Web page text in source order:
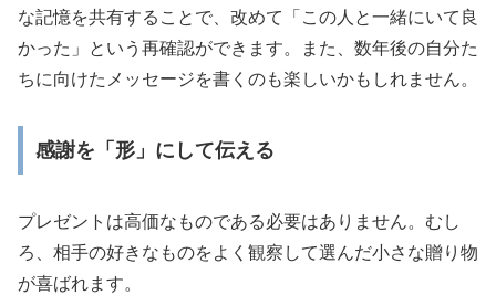
な記憶を共有することで、改めて「この人と一緒にいて良
かった」という再確認ができます。また、数年後の自分た
ちに向けたメッセージを書くのも楽しいかもしれません。
感謝を「形」にして伝える
プレゼントは高価なものである必要はありません。むし
ろ、相手の好きなものをよく観察して選んだ小さな贈り物
が喜ばれます。